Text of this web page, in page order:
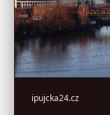
ipujcka24.cz